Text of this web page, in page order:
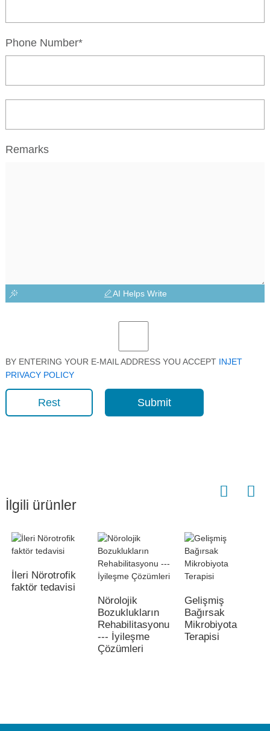
Phone Number*
Remarks
AI Helps Write
BY ENTERING YOUR E-MAIL ADDRESS YOU ACCEPT INJET
PRIVACY POLICY
Rest Submit
İlgili ürünler
İleri Nörotrofik
faktör tedavisi
Nörolojik
Bozuklukların
Rehabilitasyonu
--- İyileşme
Çözümleri
Gelişmiş
Bağırsak
Mikrobiyota
Terapisi